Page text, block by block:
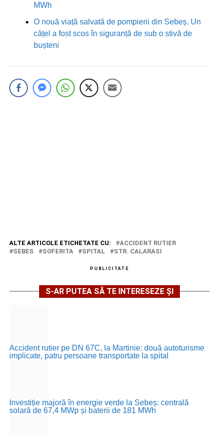
MWh
O nouă viață salvată de pompierii din Sebeș. Un
cățel a fost scos în siguranță de sub o stivă de
bușteni
ALTE ARTICOLE ETICHETATE CU:
ACCIDENT RUTIER
SEBES
SOFERITA SPITAL STR. CALARASI
PUBLICITATE
S-AR PUTEA SĂ TE INTERESEZE ȘI
Accident rutier pe DN 67C, la Martinie: două autoturisme
implicate, patru persoane transportate la spital
Investiție majoră în energie verde la Sebeș: centrală
solară de 67,4 MWp și baterii de 181 MWh